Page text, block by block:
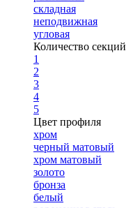
складная
неподвижная
угловая
Количество секций
1
2
3
4
5
Цвет профиля
хром
черный матовый
хром матовый
золото
бронза
белый